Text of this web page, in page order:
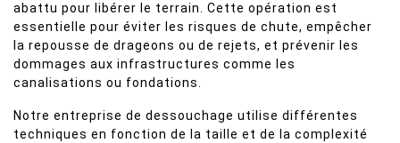
abattu pour libérer le terrain. Cette opération est
essentielle pour éviter les risques de chute, empêcher
la repousse de drageons ou de rejets, et prévenir les
dommages aux infrastructures comme les
canalisations ou fondations.
Notre entreprise de dessouchage utilise différentes
techniques en fonction de la taille et de la complexité